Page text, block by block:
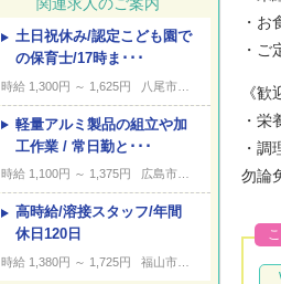
・
・
《
・栄
・調
勿論
キーワード ---
関連求人のご案内
土日祝休み/認定こども園で
の保育士/17時ま･･･
時給 1,300円 ～ 1,625円 八尾市黒谷
軽量アルミ製品の組立や加
工作業 / 常日勤と･･･
時給 1,100円 ～ 1,375円 広島市安佐北区小河原町
高時給/溶接スタッフ/年間
休日120日
時給 1,380円 ～ 1,725円 福山市神辺町